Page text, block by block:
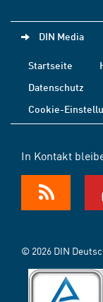
DIN Media
Startseite
Datenschutz
Cookie-
In Kontakt
© 2026 DIN